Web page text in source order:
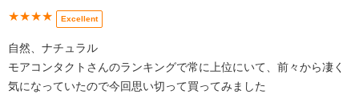
★★★★ Excellent
自然、ナチュラル
モアコンタクトさんのランキングで常に上位にいて、前々から凄く
気になっていたので今回思い切って買ってみました